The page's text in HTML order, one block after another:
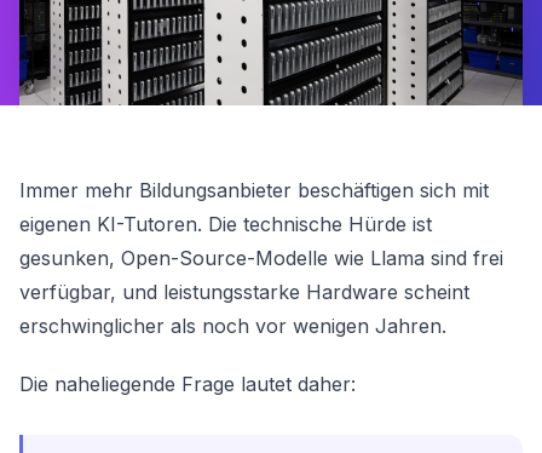
Immer mehr Bildungsanbieter beschäftigen sich mit
eigenen KI-Tutoren. Die technische Hürde ist
gesunken, Open-Source-Modelle wie Llama sind frei
verfügbar, und leistungsstarke Hardware scheint
erschwinglicher als noch vor wenigen Jahren.
Die naheliegende Frage lautet daher: